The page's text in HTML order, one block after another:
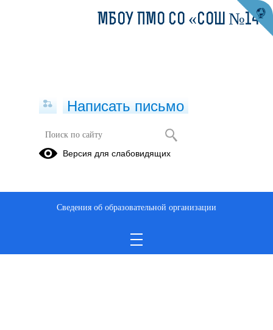
МБОУ ПМО СО «СОШ №14»
Написать письмо
Версия для слабовидящих
Сведения об образовательной организации